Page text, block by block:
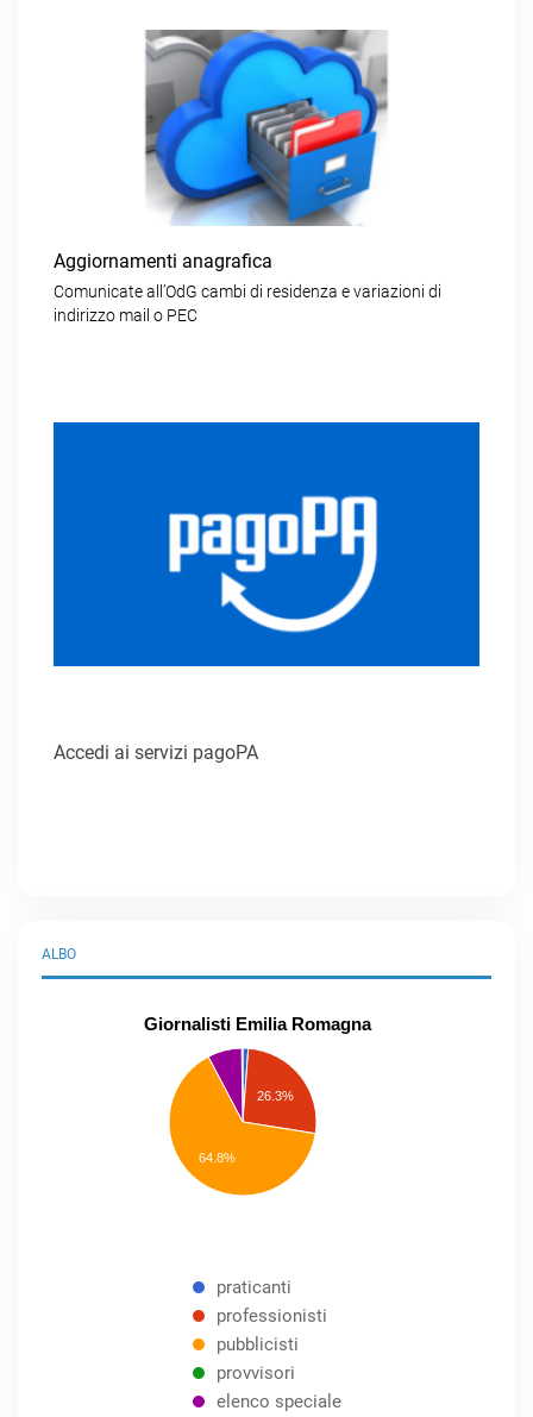
Aggiornamenti anagrafica
Comunicate all’OdG cambi di residenza e variazioni di
indirizzo mail o PEC
Accedi ai servizi pagoPA
ALBO
Giornalisti Emilia Romagna
26.3%
64.8%
praticanti
professionisti
pubblicisti
provvisori
elenco speciale